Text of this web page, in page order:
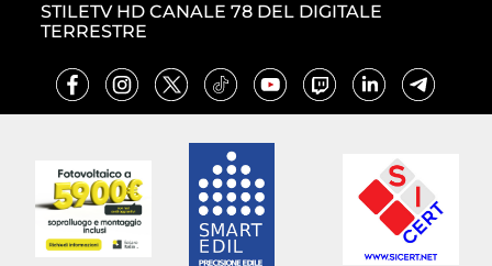
STILETV HD CANALE 78 DEL DIGITALE
TERRESTRE